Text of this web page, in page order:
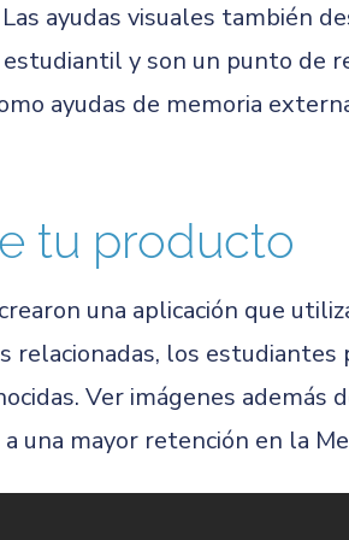
ayudas visuales también
y son un punto de
ayudas de memoria
tu producto
una aplicación que
relacionadas, los estudiantes
Ver imágenes además
una mayor retención en la